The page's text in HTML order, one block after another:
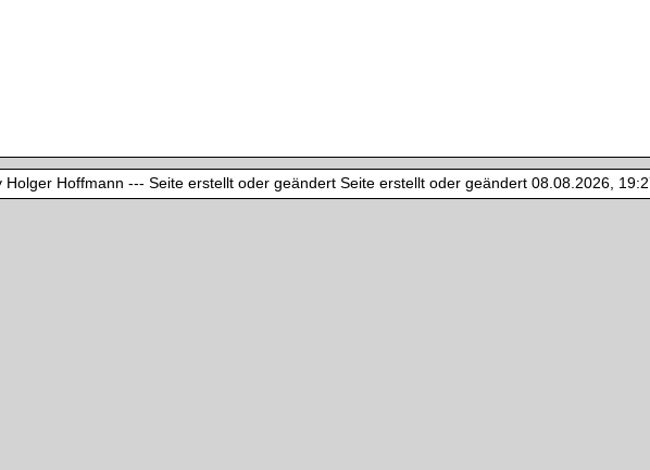
Holger Hoffmann --- Seite erstellt oder geändert Seite erstellt oder geändert 08.08.2026,